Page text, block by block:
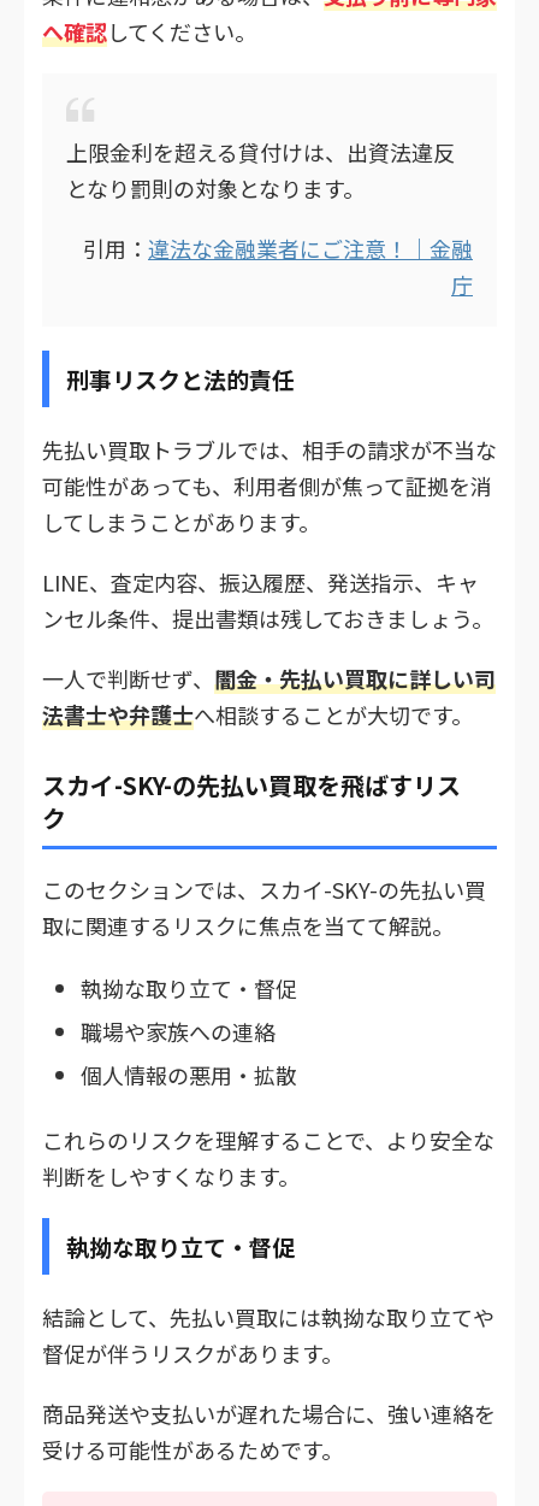
へ確認してください。
上限金利を超える貸付けは、出資法違反
となり罰則の対象となります。
引用： 違法な金融業者にご注意！｜金融
庁
刑事リスクと法的責任
先払い買取トラブルでは、相手の請求が不当な
可能性があっても、利用者側が焦って証拠を消
してしまうことがあります。
LINE、査定内容、振込履歴、発送指示、キャ
ンセル条件、提出書類は残しておきましょう。
一人で判断せず、 闇金・先払い買取に詳しい司
法書士や弁護士へ相談することが大切です。
スカイ-SKY-の先払い買取を飛ばすリス
ク
このセクションでは、スカイ-SKY-の先払い買
取に関連するリスクに焦点を当てて解説。
執拗な取り立て・督促
職場や家族への連絡
個人情報の悪用・拡散
これらのリスクを理解することで、より安全な
判断をしやすくなります。
執拗な取り立て・督促
結論として、先払い買取には執拗な取り立てや
督促が伴うリスクがあります。
商品発送や支払いが遅れた場合に、強い連絡を
受ける可能性があるためです。